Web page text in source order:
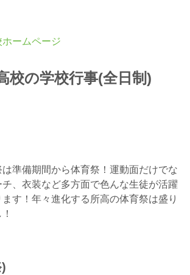
ームページ
校の学校行事(全日制)
準備期間から体育祭！運動面だけでな
チ、衣装など多方面で色んな生徒が活躍
す！年々進化する所高の体育祭は盛り